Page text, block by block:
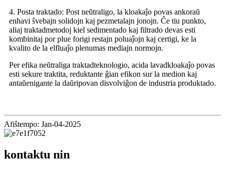
4. Posta traktado: Post neŭtraligo, la kloakaĵo povas ankoraŭ
enhavi ŝvebajn solidojn kaj pezmetalajn jonojn. Ĉe tiu punkto,
aliaj traktadmetodoj kiel sedimentado kaj filtrado devas esti
kombinitaj por plue forigi restajn poluaĵojn kaj certigi, ke la
kvalito de la elfluaĵo plenumas mediajn normojn.
Per efika neŭtraliga traktadteknologio, acida lavadkloakaĵo povas
esti sekure traktita, reduktante ĝian efikon sur la medion kaj
antaŭenigante la daŭripovan disvolviĝon de industria produktado.
Afiŝtempo: Jan-04-2025
kontaktu nin